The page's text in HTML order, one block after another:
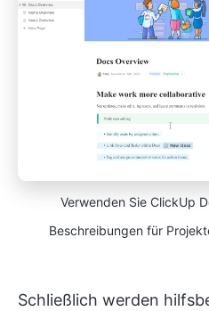
Verwenden Sie ClickUp
Beschreibungen für
Schließlich werden